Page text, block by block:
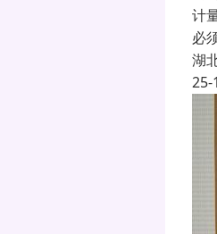
计
必
湖
25-